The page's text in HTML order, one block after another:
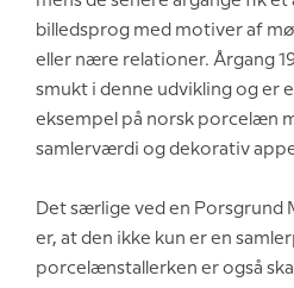
billedsprog med motiver af
eller nære relationer. Årgang
smukt i denne udvikling og er
eksempel på norsk porcelæn
samlerværdi og dekorativ
Det særlige ved en Porsgrund
er, at den ikke kun er en
porcelænstallerken er også